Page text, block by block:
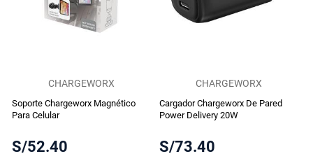
CHARGEWORX
Soporte Chargeworx Magnético
Para Celular
S/52.40
CHARGEWORX
Cargador Chargeworx De Pared
Power Delivery 20W
S/73.40